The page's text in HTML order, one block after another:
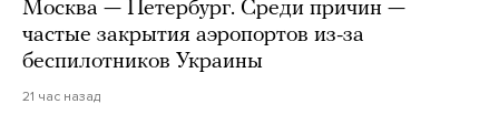
Москва — Петербург. Среди причин —
частые закрытия аэропортов из-за
беспилотников Украины
21 час назад